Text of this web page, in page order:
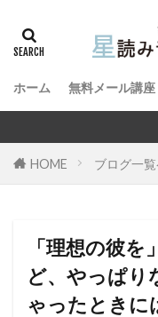
ホーム 無料メール講座
星
HOME ブログ一
「理想の彼
ど、やっぱり
ゃったときに